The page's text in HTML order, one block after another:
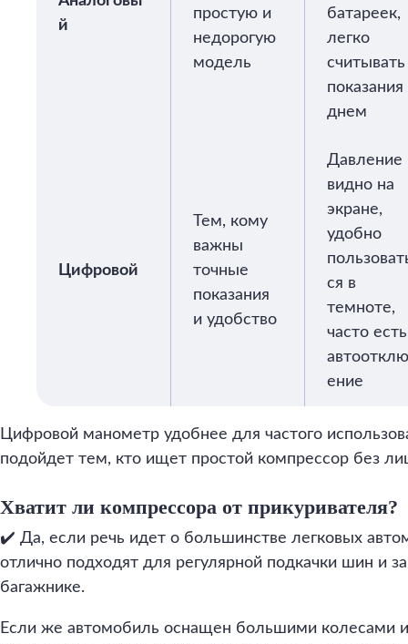
й
простую и
недорогую
модель
батареек,
легко
считывать
показания
днем
Цифровой
Тем, кому
важны
точные
показания
и удобство
Давление
видно на
экране,
удобно
ся в
темноте,
часто есть
ение
Цифровой манометр удобнее для частого
подойдет тем, кто ищет простой компрессор без
Хватит ли компрессора от прикуривателя?
✔️ Да, если речь идет о большинстве легковых
отлично подходят для регулярной подкачки шин и
багажнике.
Если же автомобиль оснащен большими колесами